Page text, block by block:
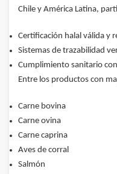
Chile y América Latina,
Certificación halal válida y
Sistemas de trazabilidad
Cumplimiento sanitario
Entre los productos con
Carne bovina
Carne ovina
Carne caprina
Aves de corral
Salmón